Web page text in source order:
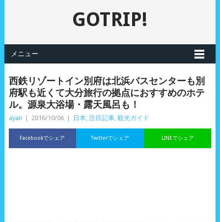
GOTRIP!
メニュー
西鉄リゾートイン別府は北浜バスセンターも別
府駅も近くて大分旅行の拠点におすすめのホテ
ル。源泉大浴場・露天風呂も！
ayan 2016/10/06 日本, 注目記事, 観光ガイド
Facebookでシェア LINEでシェア
Twitterでシェア